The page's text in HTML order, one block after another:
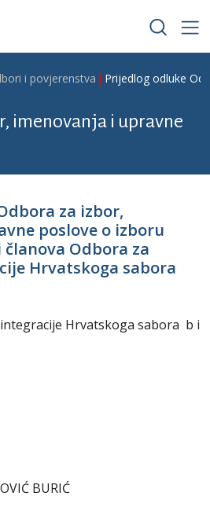
i povjerenstva Prijedlog odluke
imenovanja i upravne
za izbor,
poslove o izboru
Odbora za
Hrvatskoga sabora
Hrvatskoga sabora b i
BURIĆ